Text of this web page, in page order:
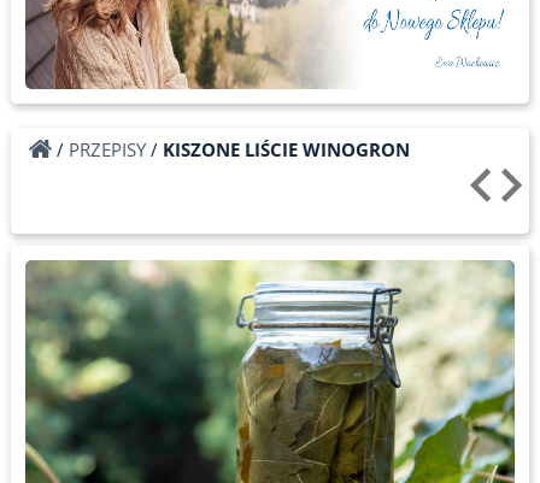
/ PRZEPISY/ KISZONE LIŚCIE WINOGRON